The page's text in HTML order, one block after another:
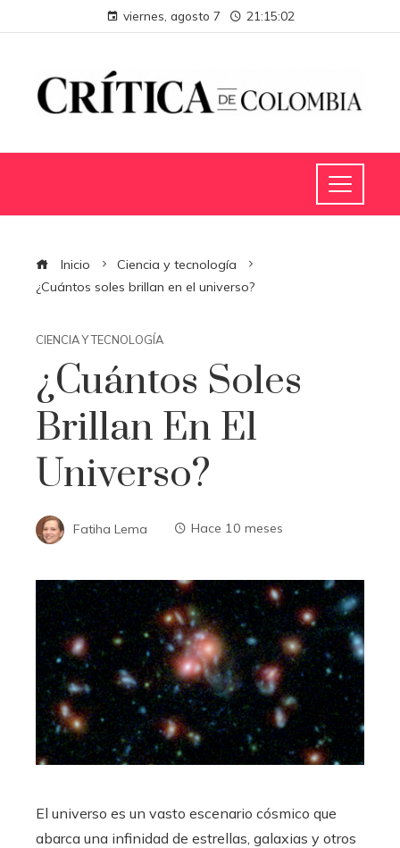
viernes, agosto 7 21:15:03
Inicio
Ciencia y tecnología
¿Cuántos soles brillan en el universo?
CIENCIA Y TECNOLOGÍA
¿Cuántos Soles
Brillan En El
Universo?
Fatiha Lema Hace 10 meses
El universo es un vasto escenario cósmico que
abarca una infinidad de estrellas, galaxias y otros